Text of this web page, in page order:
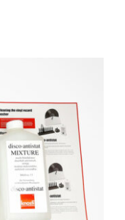
KNOSTI
II